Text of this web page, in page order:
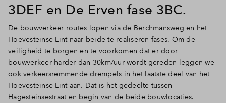
3DEF en De Erven fase 3BC.
De bouwverkeer routes lopen via de Berchmansweg en het
Hoevesteinse Lint naar beide te realiseren fases. Om de
veiligheid te borgen en te voorkomen dat er door
bouwverkeer harder dan 30km/uur wordt gereden leggen we
ook verkeersremmende drempels in het laatste deel van het
Hoevesteinse Lint aan. Dat is het gedeelte tussen
Hagesteinsestraat en begin van de beide bouwlocaties.